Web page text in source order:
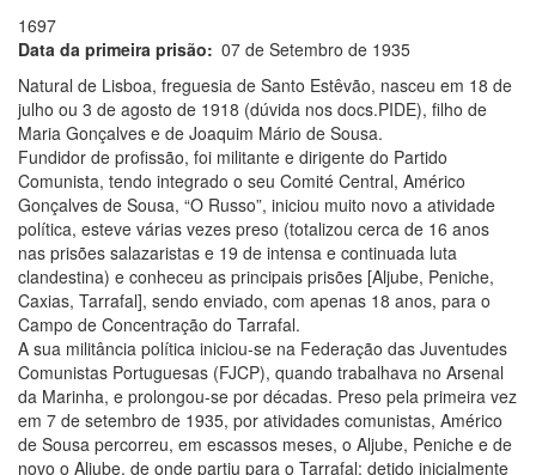
1697
Data da primeira prisão
07 de Setembro de 1935
Natural de Lisboa, freguesia de Santo Estêvão, nasceu em 18 de
julho ou 3 de agosto de 1918 (dúvida nos docs.PIDE), filho de
Maria Gonçalves e de Joaquim Mário de Sousa.
Fundidor de profissão, foi militante e dirigente do Partido
Comunista, tendo integrado o seu Comité Central, Américo
Gonçalves de Sousa, “O Russo”, iniciou muito novo a atividade
política, esteve várias vezes preso (totalizou cerca de 16 anos
nas prisões salazaristas e 19 de intensa e continuada luta
clandestina) e conheceu as principais prisões [Aljube, Peniche,
Caxias, Tarrafal], sendo enviado, com apenas 18 anos, para o
Campo de Concentração do Tarrafal.
A sua militância política iniciou-se na Federação das Juventudes
Comunistas Portuguesas (FJCP), quando trabalhava no Arsenal
da Marinha, e prolongou-se por décadas. Preso pela primeira vez
em 7 de setembro de 1935, por atividades comunistas, Américo
de Sousa percorreu, em escassos meses, o Aljube, Peniche e de
novo o Aljube, de onde partiu para o Tarrafal: detido inicialmente